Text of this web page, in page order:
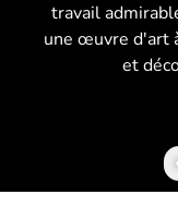
travail
une œuvre d'art
et